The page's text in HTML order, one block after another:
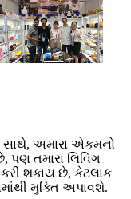
સાથે, અમારા એકમનો
પણ તમારા લિવિંગ
શકાય છે, કેટલાક
મુક્તિ અપાવશે.